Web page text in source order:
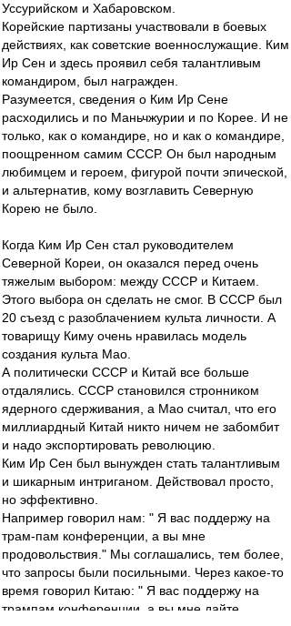
Уссурийском и Хабаровском.
Корейские партизаны участвовали в боевых
действиях, как советские военнослужащие. Ким
Ир Сен и здесь проявил себя талантливым
командиром, был награжден.
Разумеется, сведения о Ким Ир Сене
расходились и по Маньчжурии и по Корее. И не
только, как о командире, но и как о командире,
поощренном самим СССР. Он был народным
любимцем и героем, фигурой почти эпической,
и альтернатив, кому возглавить Северную
Корею не было.
Когда Ким Ир Сен стал руководителем
Северной Кореи, он оказался перед очень
тяжелым выбором: между СССР и Китаем.
Этого выбора он сделать не смог. В СССР был
20 съезд с разоблачением культа личности. А
товарищу Киму очень нравилась модель
создания культа Мао.
А политически СССР и Китай все больше
отдалялись. СССР становился стронником
ядерного сдерживания, а Мао считал, что его
миллиардный Китай никто ничем не забомбит
и надо экспортировать революцию.
Ким Ир Сен был вынужден стать талантливым
и шикарным интриганом. Действовал просто,
но эффективно.
Например говорил нам: " Я вас поддержу на
трам-пам конференции, а вы мне
продовольствия." Мы соглашались, тем более,
что запросы были посильными. Через какое-то
время говорил Китаю: " Я вас поддержу на
трампам конференции, а вы мне дайте